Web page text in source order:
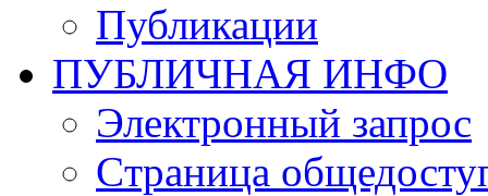
Публикации
ПУБЛИЧНАЯ ИНФО
Электронный запрос
Cтраница